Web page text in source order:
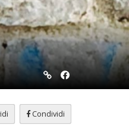
Condividi